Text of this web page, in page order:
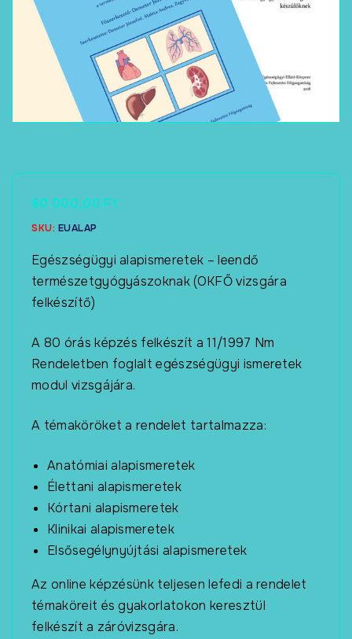
60 000,00 Ft
SKU: EUALAP
Egészségügyi alapismeretek – leendő
természetgyógyászoknak (OKFŐ vizsgára
felkészítő)
A 80 órás képzés felkészít a 11/1997 Nm
Rendeletben foglalt egészségügyi ismeretek
modul vizsgájára.
A témaköröket a rendelet tartalmazza:
Anatómiai alapismeretek
Élettani alapismeretek
Kórtani alapismeretek
Klinikai alapismeretek
Elsősegélynyújtási alapismeretek
Az online képzésünk teljesen lefedi a rendelet
témaköreit és gyakorlatokon keresztül
felkészít a záróvizsgára.